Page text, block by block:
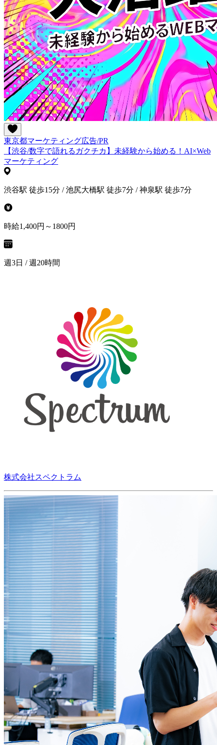
東京都マーケティング広告/PR
【渋谷/数字で語れるガクチカ】未経験から始める！AI×Web
マーケティング
渋谷駅 徒歩15分 / 池尻大橋駅 徒歩7分 / 神泉駅 徒歩7分
時給1,400円～1800円
週3日 / 週20時間
株式会社スペクトラム